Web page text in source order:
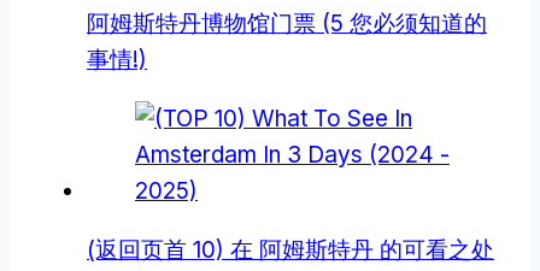
阿姆斯特丹博物馆门票 (5 您必须知道的
事情!)
(返回页首 10) 在 阿姆斯特丹 的可看之处